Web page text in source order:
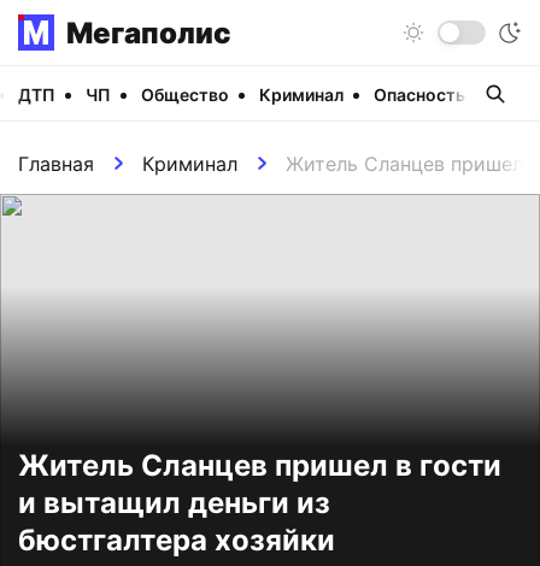
Мегаполис
ДТП ЧП Общество Криминал Опасность
Главная Криминал Житель Сланцев пришел
Житель Сланцев пришел в гости
и вытащил деньги из
бюстгалтера хозяйки